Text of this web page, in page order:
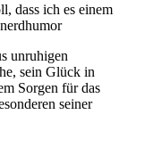
dass ich es einem
unruhigen
sein Glück in
Sorgen für das
seiner